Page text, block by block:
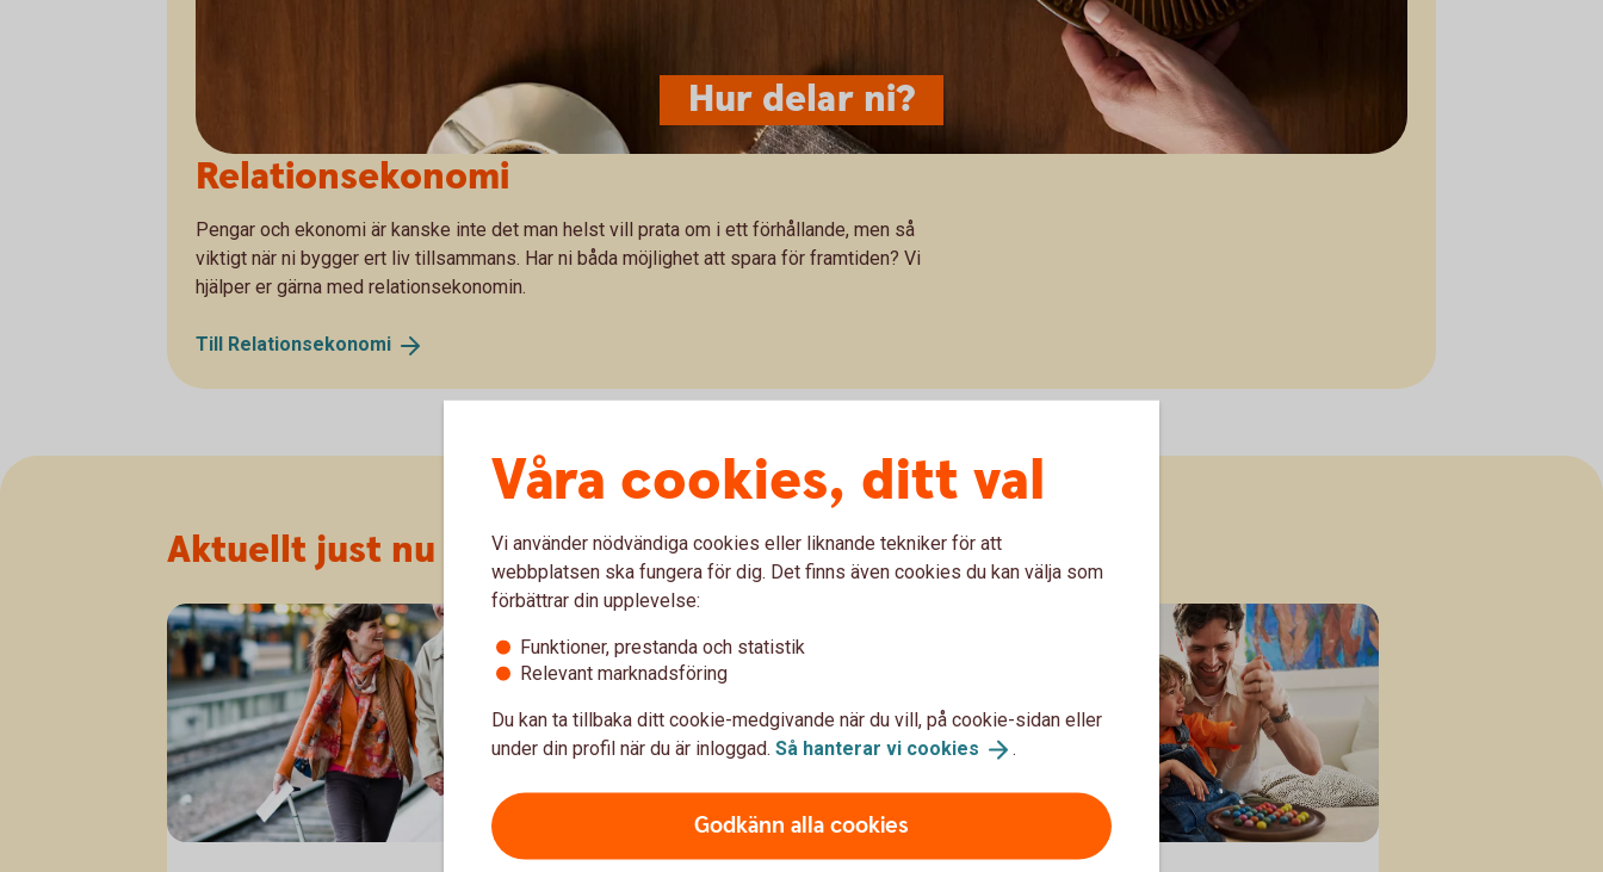
Relationsekonomi
Pengar och ekonomi är kanske inte det man helst vill prata om i ett förhållande, men så
viktigt när ni bygger ert liv tillsammans. Har ni båda möjlighet att spara för framtiden? Vi
hjälper er gärna med relationsekonomin.
Till Relationsekonomi
Hur delar ni?
Aktuellt just nu
Våra cookies, ditt val
Vi använder nödvändiga cookies eller liknande tekniker för att
webbplatsen ska fungera för dig. Det finns även cookies du kan välja som
förbättrar din upplevelse:
Funktioner, prestanda och statistik
Relevant marknadsföring
Du kan ta tillbaka ditt cookie-medgivande när du vill, på cookie-sidan eller
under din profil när du är inloggad. Så hanterar vi cookies .
Godkänn alla cookies